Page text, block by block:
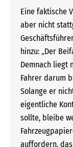
Eine faktische
aber nicht
hinzu: „Der
Demnach liegt
Fahrer darum
Solange er
eigentliche
sollte, bleibe
auffordern,